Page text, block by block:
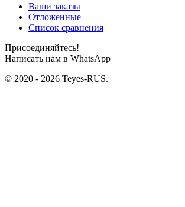
Ваши заказы
Отложенные
Список сравнения
Присоединяйтесь!
Написать нам в WhatsApp
© 2020 - 2026 Teyes-RUS.